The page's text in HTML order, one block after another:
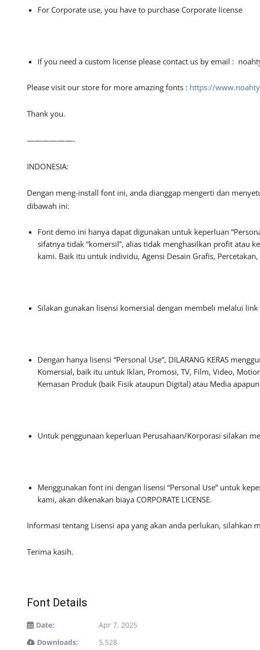
For Corporate use, you have to purchase Corporate license
If you need a custom license please contact us by email :
Please visit our store for more amazing fonts : https://
Thank you.
——————-
INDONESIA:
Dengan meng-install font ini, anda dianggap mengerti dan
dibawah ini:
Font demo ini hanya dapat digunakan untuk keperluan
sifatnya tidak “komersil”, alias tidak menghasilkan profit atau
kami. Baik itu untuk individu, Agensi Desain Grafis,
Silakan gunakan lisensi komersial dengan membeli melalui
Dengan hanya lisensi “Personal Use”, DILARANG KERAS
Komersial, baik itu untuk Iklan, Promosi, TV, Film, Video,
Kemasan Produk (baik Fisik ataupun Digital) atau Media
Untuk penggunaan keperluan Perusahaan/Korporasi silakan
Menggunakan font ini dengan lisensi “Personal Use” untuk
kami, akan dikenakan biaya CORPORATE LICENSE.
Informasi tentang Lisensi apa yang akan anda perlukan, silahkan
Terima kasih.
Font Details
Date:
Apr 7, 2025
Downloads:
5,528